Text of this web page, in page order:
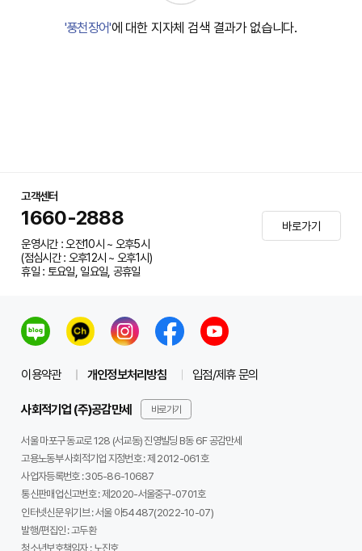
'풍천장어'에 대한 지자체 검색 결과가 없습니다.
고객센터
1660-2888
운영시간 : 오전10시 ~ 오후5시
(점심시간 : 오후12시 ~ 오후1시)
휴일 : 토요일, 일요일, 공휴일
바로가기
이용약관 개인정보처리방침 입점/제휴 문의
사회적기업 (주)공감만세 바로가기
서울 마포구 동교로 128 (서교동) 진영빌딩 B동 6F 공감만세
고용노동부 사회적기업 지정번호 : 제 2012-061호
사업자등록번호 :305-86-10687
통신판매업신고번호 :제2020-서울중구-0701호
인터넷신문 위기브 :서울 아54487(2022-10-07)
발행/편집인 :고두환
청소년보호책임자 :노진호